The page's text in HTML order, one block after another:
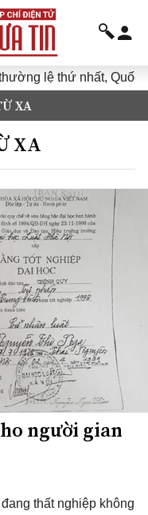
lệ thứ nhất, Quốc
XA
XA
người gian
thất nghiệp không